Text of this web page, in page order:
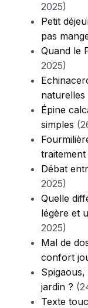
2025)
Petit
pas
Quand le
2025)
naturelles
Épine
simples
traitement
Débat
2025)
Quelle
légère et
2025)
Mal de
confort
jardin ?
Texte